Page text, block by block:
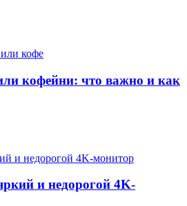
кофейни: что важно и как
и недорогой 4K-